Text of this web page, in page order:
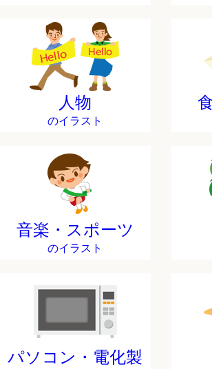
人物
のイラスト
音楽・スポーツ
のイラスト
パソコン・電化製